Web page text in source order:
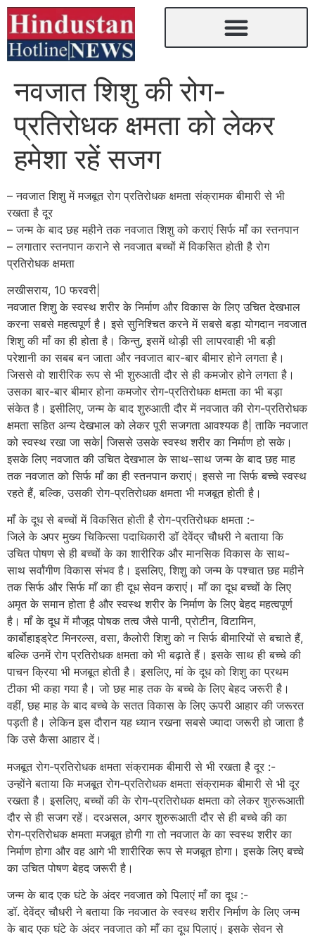
नवजात शिशु की रोग-
प्रतिरोधक क्षमता को लेकर
हमेशा रहें सजग
– नवजात शिशु में मजबूत रोग प्रतिरोधक क्षमता संक्रामक बीमारी से भी
रखता है दूर
– जन्म के बाद छह महीने तक नवजात शिशु को कराएं सिर्फ माँ का स्तनपान
– लगातार स्तनपान कराने से नवजात बच्चों में विकसित होती है रोग
प्रतिरोधक क्षमता
लखीसराय, 10 फरवरी|
नवजात शिशु के स्वस्थ शरीर के निर्माण और विकास के लिए उचित देखभाल
करना सबसे महत्वपूर्ण है। इसे सुनिश्चित करने में सबसे बड़ा योगदान नवजात
शिशु की माँ का ही होता है। किन्तु, इसमें थोड़ी सी लापरवाही भी बड़ी
परेशानी का सबब बन जाता और नवजात बार-बार बीमार होने लगता है।
जिससे वो शारीरिक रूप से भी शुरुआती दौर से ही कमजोर होने लगता है।
उसका बार-बार बीमार होना कमजोर रोग-प्रतिरोधक क्षमता का भी बड़ा
संकेत है। इसीलिए, जन्म के बाद शुरुआती दौर में नवजात की रोग-प्रतिरोधक
क्षमता सहित अन्य देखभाल को लेकर पूरी सजगता आवश्यक है| ताकि नवजात
को स्वस्थ रखा जा सके| जिससे उसके स्वस्थ शरीर का निर्माण हो सके।
इसके लिए नवजात की उचित देखभाल के साथ-साथ जन्म के बाद छह माह
तक नवजात को सिर्फ माँ का ही स्तनपान कराएं। इससे ना सिर्फ बच्चे स्वस्थ
रहते हैं, बल्कि, उसकी रोग-प्रतिरोधक क्षमता भी मजबूत होती है।
माँ के दूध से बच्चों में विकसित होती है रोग-प्रतिरोधक क्षमता :-
जिले के अपर मुख्य चिकित्सा पदाधिकारी डॉ देवेंद्र चौधरी ने बताया कि
उचित पोषण से ही बच्चों के का शारीरिक और मानसिक विकास के साथ-
साथ सर्वांगीण विकास संभव है। इसलिए, शिशु को जन्म के पश्चात छह महीने
तक सिर्फ और सिर्फ माँ का ही दूध सेवन कराएं। माँ का दूध बच्चों के लिए
अमृत के समान होता है और स्वस्थ शरीर के निर्माण के लिए बेहद महत्वपूर्ण
है। माँ के दूध में मौजूद पोषक तत्व जैसे पानी, प्रोटीन, विटामिन,
कार्बोहाइड्रेट मिनरल्स, वसा, कैलोरी शिशु को न सिर्फ बीमारियों से बचाते हैं,
बल्कि उनमें रोग प्रतिरोधक क्षमता को भी बढ़ाते हैं। इसके साथ ही बच्चे की
पाचन क्रिया भी मजबूत होती है। इसलिए, मां के दूध को शिशु का प्रथम
टीका भी कहा गया है। जो छह माह तक के बच्चे के लिए बेहद जरूरी है।
वहीं, छह माह के बाद बच्चे के सतत विकास के लिए ऊपरी आहार की जरूरत
पड़ती है। लेकिन इस दौरान यह ध्यान रखना सबसे ज्यादा जरूरी हो जाता है
कि उसे कैसा आहार दें।
मजबूत रोग-प्रतिरोधक क्षमता संक्रामक बीमारी से भी रखता है दूर :-
उन्होंने बताया कि मजबूत रोग-प्रतिरोधक क्षमता संक्रामक बीमारी से भी दूर
रखता है। इसलिए, बच्चों की के रोग-प्रतिरोधक क्षमता को लेकर शुरुरूआती
दौर से ही सजग रहें। दरअसल, अगर शुरुरूआती दौर से ही बच्चे की का
रोग-प्रतिरोधक क्षमता मजबूत होगी गा तो नवजात के का स्वस्थ शरीर का
निर्माण होगा और वह आगे भी शारीरिक रूप से मजबूत होगा। इसके लिए बच्चे
का उचित पोषण बेहद जरूरी है।
जन्म के बाद एक घंटे के अंदर नवजात को पिलाएं माँ का दूध :-
डॉ. देवेंद्र चौधरी ने बताया कि नवजात के स्वस्थ शरीर निर्माण के लिए जन्म
के बाद एक घंटे के अंदर नवजात को माँ का दूध पिलाएं। इसके सेवन से